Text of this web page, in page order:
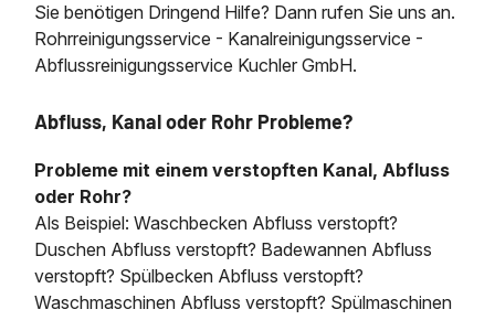
Sie benötigen Dringend Hilfe? Dann rufen Sie uns an.
Rohrreinigungsservice - Kanalreinigungsservice -
Abflussreinigungsservice Kuchler GmbH.
Abfluss, Kanal oder Rohr Probleme?
Probleme mit einem verstopften Kanal, Abfluss
oder Rohr?
Als Beispiel: Waschbecken Abfluss verstopft?
Duschen Abfluss verstopft? Badewannen Abfluss
verstopft? Spülbecken Abfluss verstopft?
Waschmaschinen Abfluss verstopft? Spülmaschinen